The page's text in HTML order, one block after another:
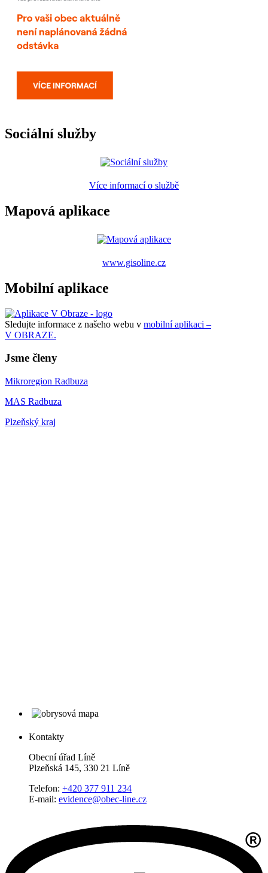
Sociální služby
Více informací o službě
Mapová aplikace
www.gisoline.cz
Mobilní aplikace
Sledujte informace z našeho webu v mobilní aplikaci –
V OBRAZE.
Jsme členy
Mikroregion Radbuza
MAS Radbuza
Plzeňský kraj
Kontakty
Obecní úřad Líně
Plzeňská 145, 330 21 Líně
Telefon: +420 377 911 234
E-mail: evidence@obec-line.cz